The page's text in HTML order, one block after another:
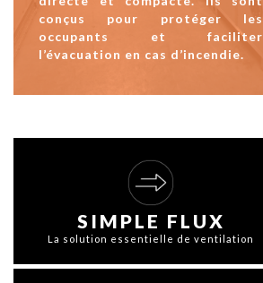
conçus pour protéger les
occupants et faciliter
l’évacuation en cas d’incendie.
SIMPLE FLUX
La solution essentielle de ventilation